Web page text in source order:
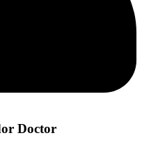
Doctor